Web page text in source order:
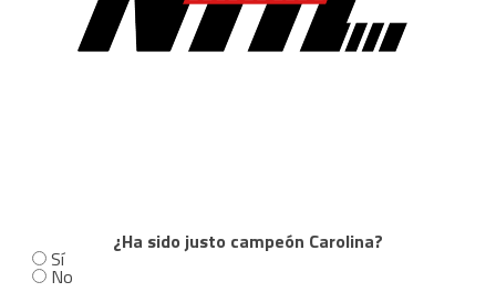
¿Ha sido justo campeón Carolina?
Sí
No